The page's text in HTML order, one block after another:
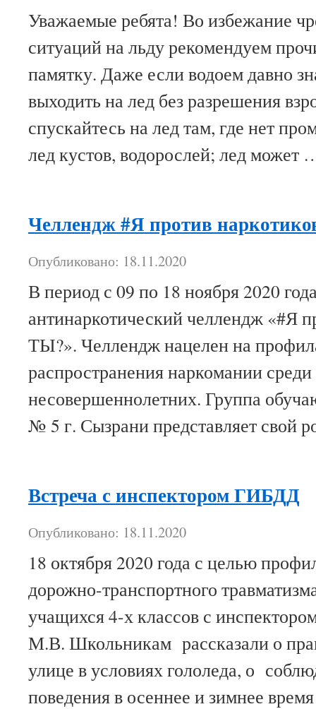
Уважаемые ребята! Во избежание
ситуаций на льду рекомендуем
памятку. Даже если водоем давно
выходить на лед без разрешения
спускайтесь на лед там, где нет
лед кустов, водорослей; лед
Челлендж #Я против
Опубликовано: 18.11.2020
В период с 09 по 18 ноября 2020
антинаркотический челлендж «#Я
ТЫ?». Челлендж нацелен на
распространения наркомании среди
несовершеннолетних. Группа
№ 5 г. Сызрани представляет свой
Встреча с инспектором ГИБДД
Опубликовано: 18.11.2020
18 октября 2020 года с целью
дорожно-транспортного
учащихся 4-х классов с
М.В. Школьникам рассказали о
улице в условиях гололеда, о
поведения в осеннее и зимнее